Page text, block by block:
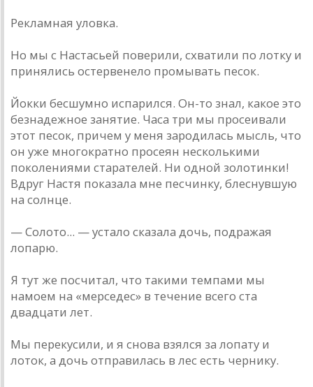
Рекламная уловка.
Но мы с Настасьей поверили, схватили по лотку и
принялись остервенело промывать песок.
Йокки бесшумно испарился. Он-то знал, какое это
безнадежное занятие. Часа три мы просеивали
этот песок, причем у меня зародилась мысль, что
он уже многократно просеян несколькими
поколениями старателей. Ни одной золотинки!
Вдруг Настя показала мне песчинку, блеснувшую
на солнце.
— Солото... — устало сказала дочь, подражая
лопарю.
Я тут же посчитал, что такими темпами мы
намоем на «мерседес» в течение всего ста
двадцати лет.
Мы перекусили, и я снова взялся за лопату и
лоток, а дочь отправилась в лес есть чернику.